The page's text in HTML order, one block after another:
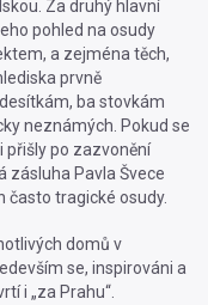
Za druhý hlavní
pohled na osudy
a zejména těch,
prvně
ba stovkám
neznámých. Pokud se
přišly po zazvonění
zásluha Pavla Švece
často tragické osudy.
domů v
se, inspirováni a
i „za Prahu“.